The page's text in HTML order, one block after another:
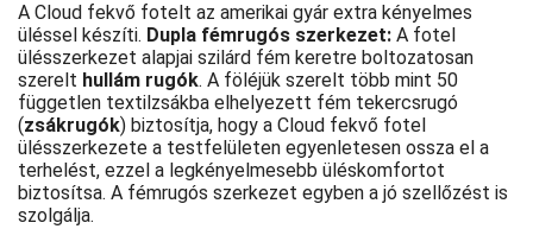
A Cloud fekvő fotelt az amerikai gyár extra kényelmes
üléssel készíti. Dupla fémrugós szerkezet: A fotel
ülésszerkezet alapjai szilárd fém keretre boltozatosan
szerelt hullám rugók. A föléjük szerelt több mint 50
független textilzsákba elhelyezett fém tekercsrugó
(zsákrugók) biztosítja, hogy a Cloud fekvő fotel
ülésszerkezete a testfelületen egyenletesen ossza el a
terhelést, ezzel a legkényelmesebb üléskomfortot
biztosítsa. A fémrugós szerkezet egyben a jó szellőzést is
szolgálja.